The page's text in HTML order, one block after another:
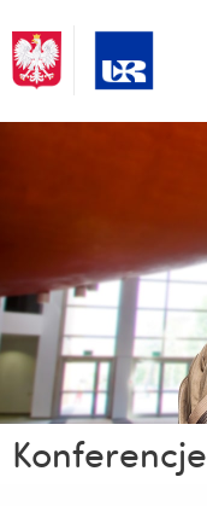
Konferencje